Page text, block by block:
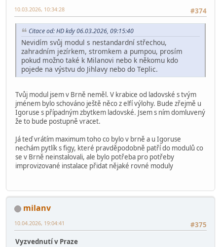
#374
10.03.2026, 10:34:28
Citace od: HD kdy 06.03.2026, 09:15:40
Nevidím svůj modul s nestandardní střechou,
zahradním jezírkem, stromkem a pumpou, prosím
pokud možno také k Milanovi nebo k někomu kdo
pojede na výstvu do Jihlavy nebo do Teplic.
Tvůj modul jsem v Brně neměl. V krabice od ladovské s tvým
jménem bylo schováno ještě něco z elfí výlohy. Bude zřejmě u
Igoruse s případným zbytkem ladovské. Jsem s ním domluvený
že to bude postupně vracet.
Já teď vrátím maximum toho co bylo v brně a u Igoruse
nechám pytlík s figy, které pravděpodobně patří do modulů co
se v Brně neinstalovali, ale bylo potřeba pro potřeby
improvizované instalace přidat nějaké rovné moduly
milanv
#375
10.04.2026, 19:04:41
Vyzvednutí v Praze